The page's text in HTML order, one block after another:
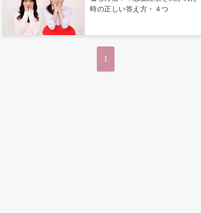
時の正しい答え方・４つ
1